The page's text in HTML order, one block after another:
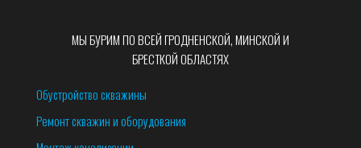
МЫ БУРИМ ПО ВСЕЙ ГРОДНЕНСКОЙ, МИНСКОЙ И
БРЕСТКОЙ ОБЛАСТЯХ
Обустройство скважины
Ремонт скважин и оборудования